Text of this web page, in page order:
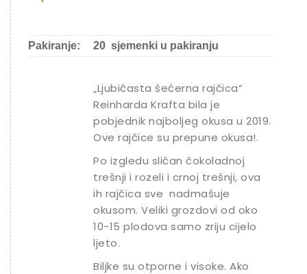
Pakiranje: 20 sjemenki u pakiranju
„Ljubičasta šećerna rajčica“
Reinharda Krafta bila je
pobjednik najboljeg okusa u 2019.
Ove rajčice su prepune okusa!.
Po izgledu sličan čokoladnoj
trešnji i rozeli i crnoj trešnji, ova
ih rajčica sve nadmašuje
okusom. Veliki grozdovi od oko
10-15 plodova samo zriju cijelo
ljeto.
Biljke su otporne i visoke. Ako